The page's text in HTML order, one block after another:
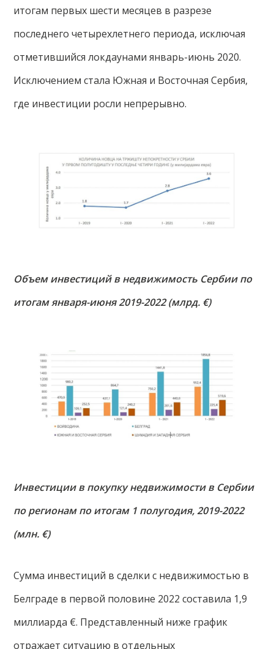
итогам первых шести месяцев в разрезе
последнего четырехлетнего периода, исключая
отметившийся локдаунами январь-июнь 2020.
Исключением стала Южная и Восточная Сербия,
где инвестиции росли непрерывно.
Объем инвестиций в недвижимость Сербии по
итогам января-июня 2019-2022 (млрд. €)
Инвестиции в покупку недвижимости в Сербии
по регионам по итогам 1 полугодия, 2019-2022
(млн. €)
Сумма инвестиций в сделки с недвижимостью в
Белграде в первой половине 2022 составила 1,9
миллиарда €. Представленный ниже график
отражает ситуацию в отдельных